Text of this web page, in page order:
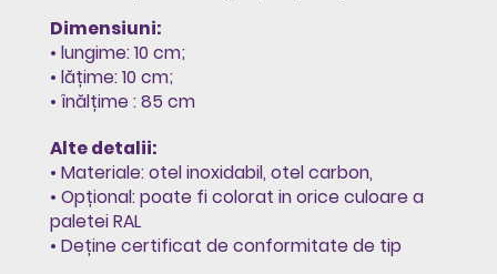
Dimensiuni:
• lungime: 10 cm;
• lățime: 10 cm;
• înălțime : 85 cm
Alte detalii:
• Materiale: otel inoxidabil, otel carbon,
• Opțional: poate fi colorat in orice culoare a
paletei RAL
• Deține certificat de conformitate de tip